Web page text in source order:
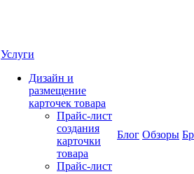
Услуги
Дизайн и
размещение
карточек товара
Прайс-лист
создания
карточки
товара
Прайс-лист
Блог Обзоры